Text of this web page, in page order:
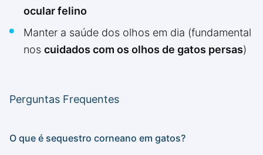
ocular felino
Manter a saúde dos olhos em dia (fundamental
nos cuidados com os olhos de gatos persas)
Perguntas Frequentes
O que é sequestro corneano em gatos?